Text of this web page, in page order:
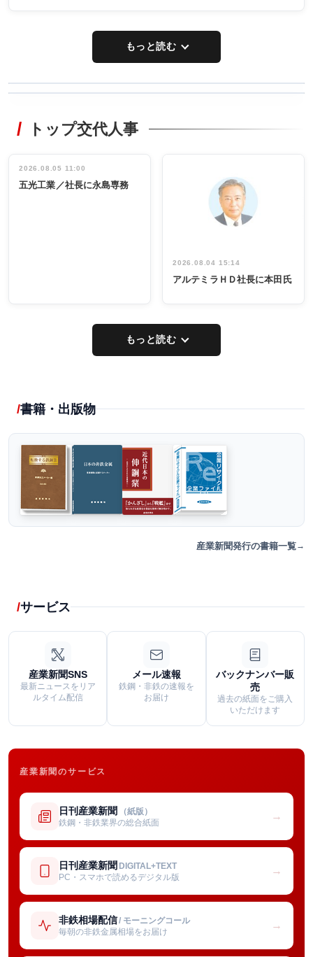
もっと読む
非鉄業界で
インタビュ
ー／社内ア
タックトレー
祝う 業界関
係者ら220人
出席
トップ交代人事
2026.08.05 11:00
五光工業／社長に永島専務
2026.08.04 15:14
アルテミラＨＤ社長に本田氏
もっと読む
書籍・出版物
産業新聞発行の書籍一覧
サービス
産業新聞SNS
最新ニュースをリア
ルタイム配信
メール速報
鉄鋼・非鉄の速報を
お届け
バックナンバー販
売
過去の紙面をご購入
いただけます
産業新聞のサービス
日刊産業新聞 （紙版）
鉄鋼・非鉄業界の総合紙面
→
日刊産業新聞 DIGITAL+TEXT
PC・スマホで読めるデジタル版
→
非鉄相場配信/ モーニングコール
毎朝の非鉄金属相場をお届け
→